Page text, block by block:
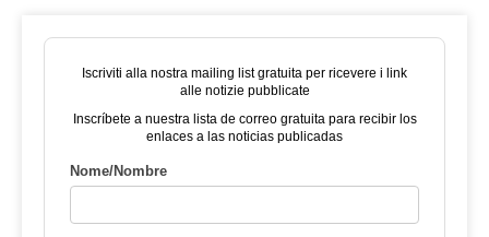
Iscriviti alla nostra mailing list gratuita per ricevere i link
alle notizie pubblicate
Inscríbete a nuestra lista de correo gratuita para recibir los
enlaces a las noticias publicadas
Nome/Nombre